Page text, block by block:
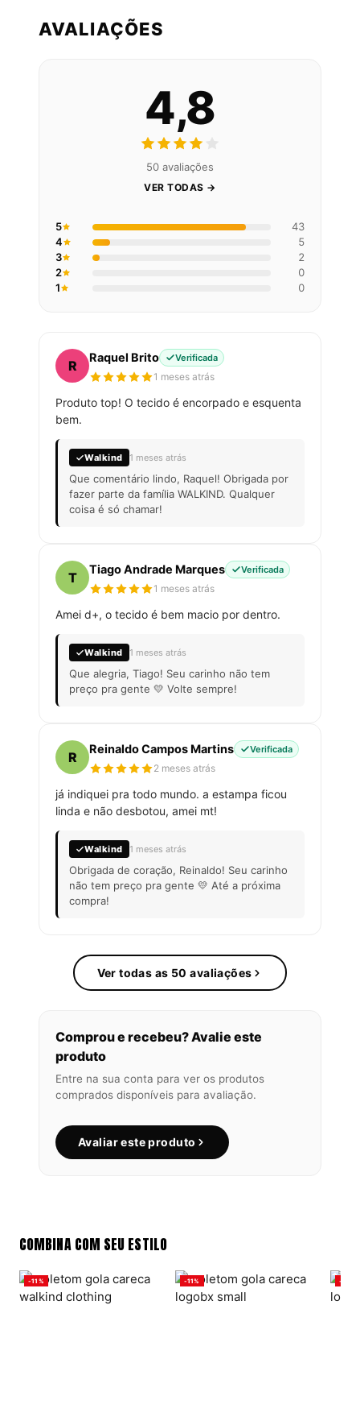
AVALIAÇÕES
4,8
50 avaliações
VER TODAS →
5
43
4
5
3
2
2
0
1
0
R
Raquel Brito Verificada
1 meses atrás
Produto top! O tecido é encorpado e esquenta
bem.
Walkind 1 meses atrás
Que comentário lindo, Raquel! Obrigada por
fazer parte da família WALKIND. Qualquer
coisa é só chamar!
T
Tiago Andrade Marques Verificada
1 meses atrás
Amei d+, o tecido é bem macio por dentro.
Walkind 1 meses atrás
Que alegria, Tiago! Seu carinho não tem
preço pra gente 💛 Volte sempre!
R
Reinaldo Campos Martins Verificada
2 meses atrás
já indiquei pra todo mundo. a estampa ficou
linda e não desbotou, amei mt!
Walkind 1 meses atrás
Obrigada de coração, Reinaldo! Seu carinho
não tem preço pra gente 💛 Até a próxima
compra!
Ver todas as 50 avaliações
Comprou e recebeu? Avalie este
produto
Entre na sua conta para ver os produtos
comprados disponíveis para avaliação.
Avaliar este produto
COMBINA COM SEU ESTILO
-11% -11% -11%